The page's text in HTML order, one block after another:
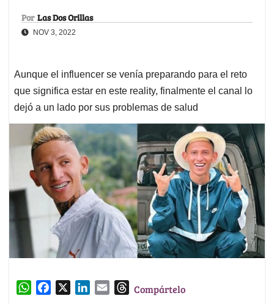
Por Las Dos Orillas
NOV 3, 2022
Aunque el influencer se venía preparando para el reto
que significa estar en este reality, finalmente el canal lo
dejó a un lado por sus problemas de salud
W
TCompártelo